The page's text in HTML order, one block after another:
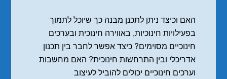
האם וכיצד ניתן לתכנן מבנה כך שיוכל לתמוך
בפעילויות חינוכיות, באווירה חינוכית ובערכים
חינוכיים מסוימים? כיצד אפשר לחבר בין תכנון
אדריכלי ובין התרחשות חינוכית? האם מחשבות
וערכים חינוכיים יכולים להוביל לעיצוב